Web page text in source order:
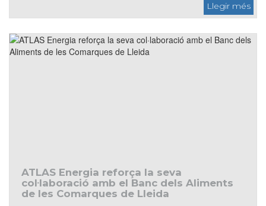
ATLAS Energia reforça la seva
col·laboració amb el Banc dels Aliments
de les Comarques de Lleida